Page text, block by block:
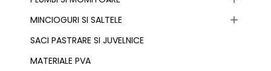
MINCIOGURI SI SALTELE

SACI PASTRARE SI JUVELNICE
MATERIALE PVA